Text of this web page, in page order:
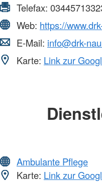
Telefax:
Web: https://
E-Mail: info@drk-
Karte: Link zur
Ambulante Pflege
Karte: Link zur